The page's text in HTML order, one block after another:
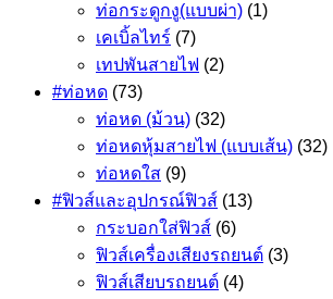
ท่อกระดูกงู(แบบผ่า) (1)
เคเบิ้ลไทร์ (7)
เทปพันสายไฟ (2)
#ท่อหด (73)
ท่อหด (ม้วน) (32)
ท่อหดหุ้มสายไฟ (แบบเส้น) (32)
ท่อหดใส (9)
#ฟิวส์และอุปกรณ์ฟิวส์ (13)
กระบอกใส่ฟิวส์ (6)
ฟิวส์เครื่องเสียงรถยนต์ (3)
ฟิวส์เสียบรถยนต์ (4)